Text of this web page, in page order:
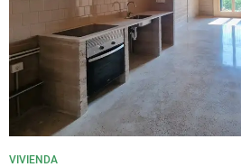
VIVIENDA